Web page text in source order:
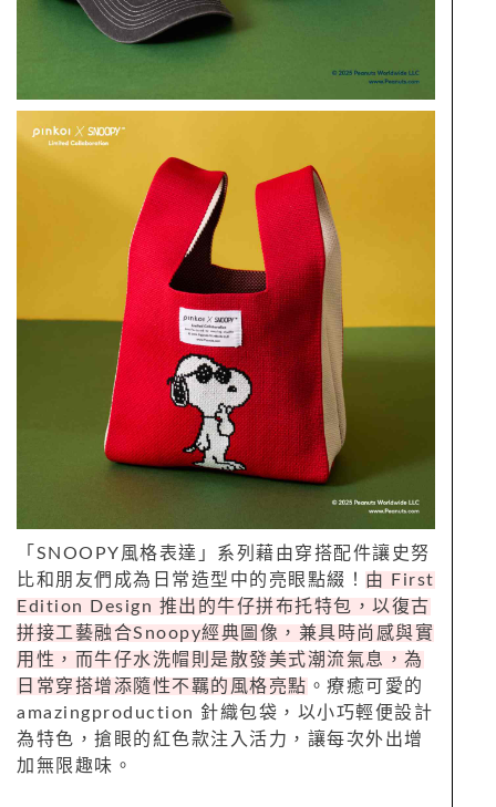
「SNOOPY風格表達」系列藉由穿搭配件讓史努
比和朋友們成為日常造型中的亮眼點綴！ 由 First
Edition Design 推出的牛仔拼布托特包，以復古
拼接工藝融合Snoopy經典圖像，兼具時尚感與實
用性，而牛仔水洗帽則是散發美式潮流氣息，為
日常穿搭增添隨性不羈的風格亮點 。療癒可愛的
amazingproduction 針織包袋，以小巧輕便設計
為特色，搶眼的紅色款注入活力，讓每次外出增
加無限趣味。